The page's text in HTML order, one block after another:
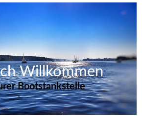
Willkommen
Bootstankstelle